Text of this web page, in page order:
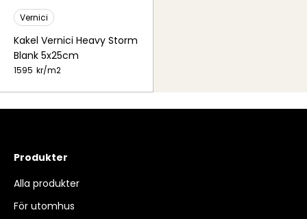
Vernici
Kakel Vernici Heavy Storm
Blank 5x25cm
1595 kr/m2
Produkter
Alla produkter
För utomhus